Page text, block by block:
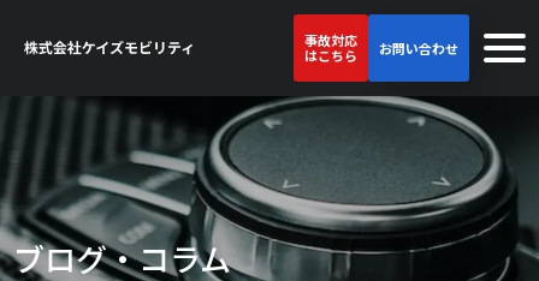
事故対応
はこちら
お問い合わせ
ブログ・コラム